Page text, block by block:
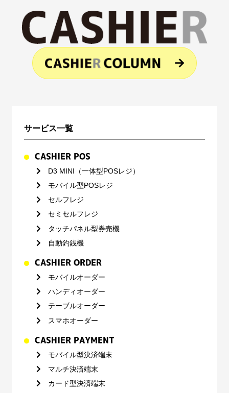
サービス一覧
CASHIER POS
D3 MINI（一体型POSレジ）
モバイル型POSレジ
セルフレジ
セミセルフレジ
タッチパネル型券売機
自動釣銭機
CASHIER ORDER
モバイルオーダー
ハンディオーダー
テーブルオーダー
スマホオーダー
CASHIER PAYMENT
モバイル型決済端末
マルチ決済端末
カード型決済端末